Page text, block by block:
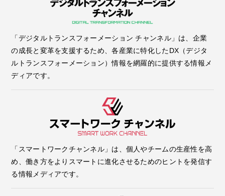
「デジタルトランスフォーメーション チャンネル」は、企業
の成長と変革を支援するため、各産業に特化したDX（デジタ
ルトランスフォーメーション）情報を網羅的に提供する情報メ
ディアです。
「スマートワークチャンネル」は、個人やチームの生産性を高
め、働き方をよりスマートに進化させるためのヒントを発信す
る情報メディアです。